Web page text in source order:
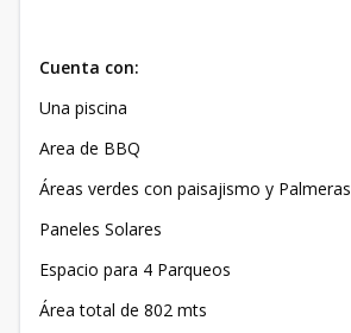
Cuenta con:
Una piscina
Area de BBQ
Áreas verdes con paisajismo y Palmeras
Paneles Solares
Espacio para 4 Parqueos
Área total de 802 mts